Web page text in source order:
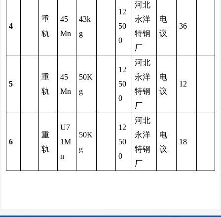
4
重
轨
45
Mn
43k
g
12
50
0
河北
永洋
特钢
厂
电
议
36
5
重
轨
45
Mn
50K
g
12
50
0
河北
永洋
特钢
厂
电
议
12
6
重
轨
U7
1M
n
50K
g
12
50
0
河北
永洋
特钢
厂
电
议
18